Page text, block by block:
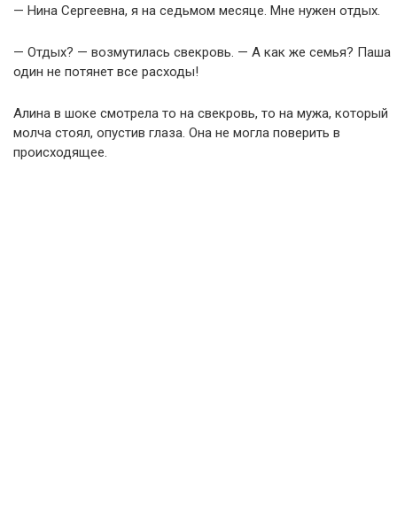
— Нина Сергеевна, я на седьмом месяце. Мне нужен отдых.
— Отдых? — возмутилась свекровь. — А как же семья? Паша
один не потянет все расходы!
Алина в шоке смотрела то на свекровь, то на мужа, который
молча стоял, опустив глаза. Она не могла поверить в
происходящее.